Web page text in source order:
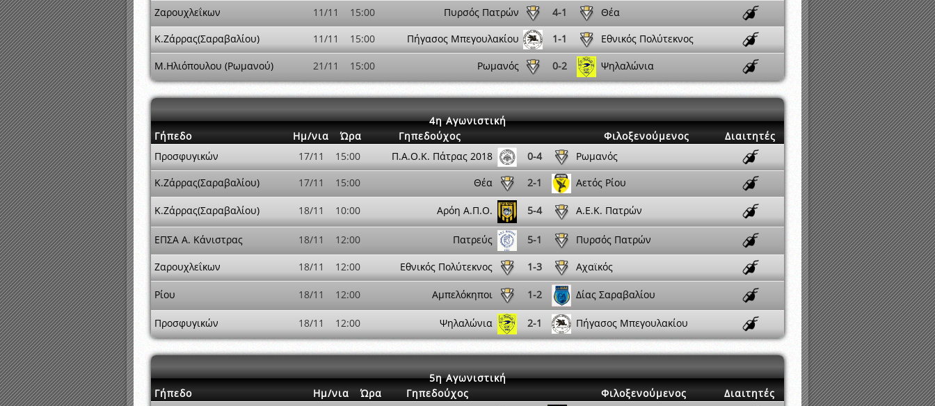
Ζαρουχλεΐκων 11/11 15:00 Πυρσός Πατρών 4-1
Θέα
Κ.Ζάρρας(Σαραβαλίου)
11/11 15:00 Πήγασος Μπεγουλακίου 1-1 Εθνικός Πολύτεκνος
Μ.Ηλιόπουλου (Ρωμανού) 21/11 15:00 Ρωμανός 0-2 Ψηλαλώνια
4η Αγωνιστική
Γήπεδο
Ημ/νια Ώρα Γηπεδούχος Φιλοξενούμενος
Διαιτητές
Προσφυγικών
17/11 15:00 Π.Α.Ο.Κ. Πάτρας 2018 0-4
Ρωμανός
Κ.Ζάρρας(Σαραβαλίου)
17/11 15:00 Θέα 2-1 Αετός Ρίου
Κ.Ζάρρας(Σαραβαλίου) 18/11 10:00 Αρόη Α.Π.Ο. 5-4 Α.Ε.Κ. Πατρών
ΕΠΣΑ Α. Κάνιστρας 18/11 12:00 Πατρεύς 5-1 Πυρσός Πατρών
Ζαρουχλεΐκων 18/11 12:00 Εθνικός Πολύτεκνος 1-3 Αχαϊκός
Ρίου 18/11 12:00 Αμπελόκηποι 1-2 Δίας Σαραβαλίου
Προσφυγικών 18/11 12:00 Ψηλαλώνια 2-1 Πήγασος Μπεγουλακίου
5η Αγωνιστική
Γήπεδο
Ημ/νια Ώρα Γηπεδούχος Φιλοξενούμενος
Διαιτητές